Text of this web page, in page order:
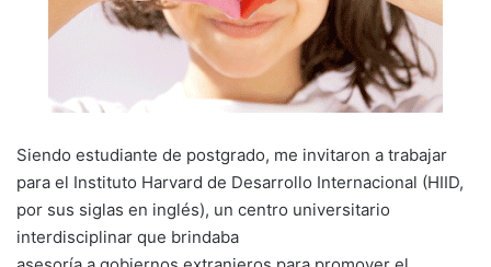
Siendo estudiante de postgrado, me invitaron a trabajar
para el Instituto Harvard de Desarrollo Internacional (HIID,
por sus siglas en inglés), un centro universitario
interdisciplinar que brindaba